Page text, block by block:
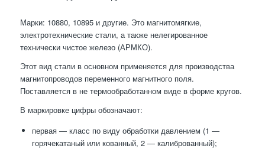
Марки: 10880, 10895 и другие. Это магнитомягкие,
электротехнические стали, а также нелегированное
технически чистое железо (АРМКО).
Этот вид стали в основном применяется для производства
магнитопроводов переменного магнитного поля.
Поставляется в не термообработанном виде в форме кругов.
В маркировке цифры обозначают:
первая — класс по виду обработки давлением (1 —
горячекатаный или кованный, 2 — калиброванный);